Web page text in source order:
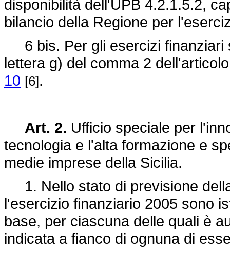
disponibilità dell'UPB 4.2.1.5.2,
bilancio della Regione per
6 bis. Per gli esercizi finanziari
lettera g) del comma 2
10 [6].
Art. 2. Ufficio speciale per
tecnologia e l'alta formazione e
medie imprese della Sicilia.
1. Nello stato di previsione
l'esercizio finanziario 2005 sono
base, per ciascuna delle quali è
indicata a fianco di ognuna di